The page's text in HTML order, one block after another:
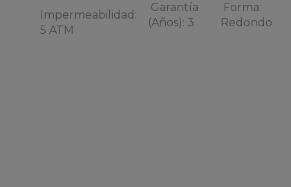
Impermeabilidad:
5 ATM
Garantía
(Años): 3
Forma:
Redondo